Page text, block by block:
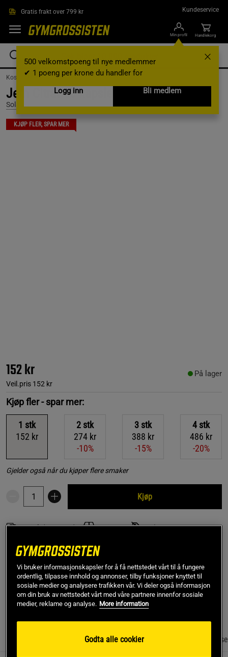
Gratis frakt over 799 kr Kundeservice
Min profil
500 velkomstpoeng til nye medlemmer
✔ 1 poeng per krone du handler for
Logg inn
Bli medlem
Handlekorg
Kosttilskudd / Vitaminer og mineraler /Mineraler
Jern Citrat 60 kapsler
Solaray
KJØP FLER, SPAR MER
152 kr
Veil.pris 152 kr
På lager
Kjøp fler - spar mer:
1 stk
152 kr
2 stk
274 kr
-10%
3 stk
388 kr
-15%
4 stk
486 kr
-20%
Gjelder også når du kjøper flere smaker
Kjøp
Gratis frakt over 799 kr Gratis retur 14 dagers angrerett
SKU #A9563-4| EAN7058990908762
BioCitrate Iron fra Solaray er et kosttilskudd som inneholder
25 mg jernsitrat i en base av urter og planter.
Les mer
Anmeldelser Næringsinformasjon &
Vi bruker informasjonskapsler for å få nettstedet vårt til å fungere
ordentlig, tilpasse innhold og annonser, tilby funksjoner knyttet til
sosiale medier og analysere trafikken vår. Vi deler også informasjon
om din bruk av nettstedet vårt med våre partnere innenfor sosiale
medier, reklame og analyse. More information
Godta alle cookier